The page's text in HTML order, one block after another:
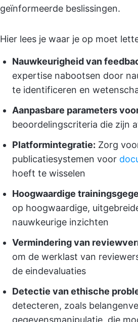
geïnformeerde beslissingen.
Hier lees je waar je op moet
Nauwkeurigheid van
expertise nabootsen door
te identificeren en
Aanpasbare parameters
beoordelingscriteria die zijn
Platformintegratie: Zorg
publicatiesystemen voor
hoeft te wisselen
Hoogwaardige
op hoogwaardige,
nauwkeurige inzichten
Vermindering van
om de werklast van
de eindevaluaties
Detectie van ethische
detecteren, zoals
gegevensmanipulatie, die